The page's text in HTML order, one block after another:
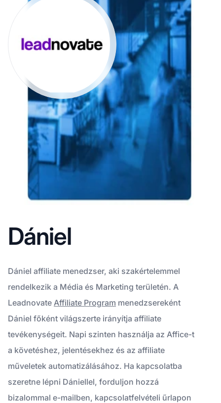
Dániel
Dániel affiliate menedzser, aki szakértelemmel
rendelkezik a Média és Marketing területén. A
Leadnovate Affiliate Program menedzsereként
Dániel főként világszerte irányítja affiliate
tevékenységeit. Napi szinten használja az Affice-t
a követéshez, jelentésekhez és az affiliate
műveletek automatizálásához. Ha kapcsolatba
szeretne lépni Dániellel, forduljon hozzá
bizalommal e-mailben, kapcsolatfelvételi űrlapon